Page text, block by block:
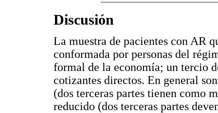
Discusión
La muestra de pacientes con AR
conformada por personas del
formal de la economía; un tercio
cotizantes directos. En general
(dos terceras partes tienen como
reducido (dos terceras partes